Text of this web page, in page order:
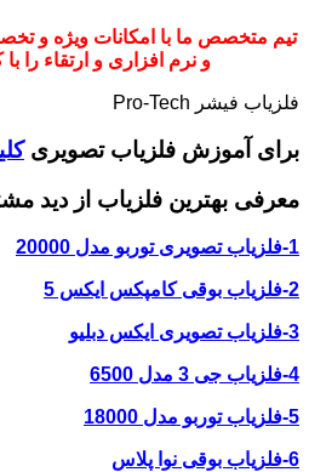
تیم متخصص ما با امکانات ویژه و
و نرم افزاری و ارتقاء را با
فلزیاب فیشر Pro-Tech
برای آموزش فلزیاب تصویری
معرفی بهترین فلزیاب از دید
1-فلزیاب تصویری توربو مدل 20000
2-فلزیاب بوقی کامپکس ایکس 5
3-فلزیاب تصویری ایکس دبلیو
4-فلزیاب جی 3 مدل 6500
5-فلزیاب توربو مدل 18000
6-فلزیاب بوقی نوا پلاس